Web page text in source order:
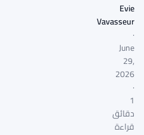
Evie
Vavasseur
·
June
29,
2026
·
1
دقائق
قراءة